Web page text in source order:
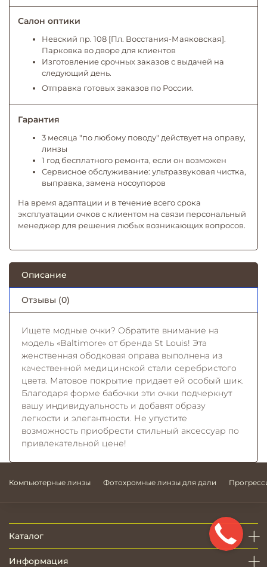
Салон оптики
Невский пр. 108 [Пл. Восстания-Маяковская].
Парковка во дворе для клиентов
Изготовление срочных заказов с выдачей на
следующий день.
Отправка готовых заказов по России.
Гарантия
3 месяца "по любому поводу" действует на оправу,
линзы
1 год бесплатного ремонта, если он возможен
Сервисное обслуживание: ультразвуковая чистка,
выправка, замена носоупоров
На время адаптации и в течение всего срока
эксплуатации очков с клиентом на связи персональный
менеджер для решения любых возникающих вопросов.
Описание
Отзывы (0)
Ищете модные очки? Обратите внимание на
модель «Baltimore» от бренда St Louis! Эта
женственная ободковая оправа выполнена из
качественной медицинской стали серебристого
цвета. Матовое покрытие придает ей особый шик.
Благодаря форме бабочки эти очки подчеркнут
вашу индивидуальность и добавят образу
легкости и элегантности. Не упустите
возможность приобрести стильный аксессуар по
привлекательной цене!
Компьютерные линзы Фотохромные линзы для дали
Каталог
Информация